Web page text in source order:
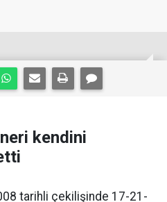
kendini
tarihli çekilişinde 17-21-